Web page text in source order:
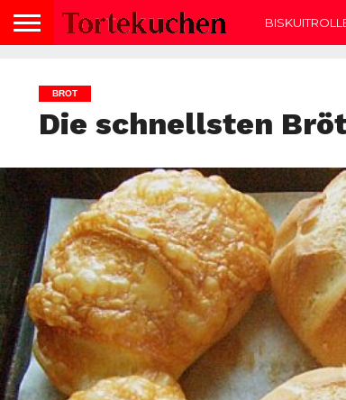
BROT
Die schnellsten